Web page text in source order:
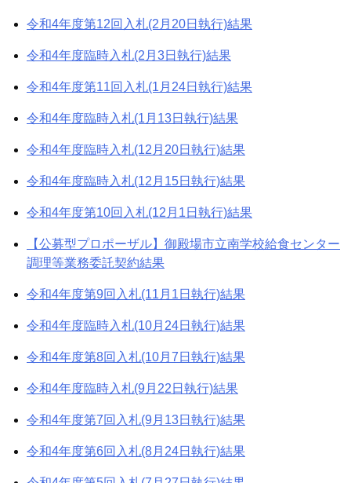
令和4年度第12回入札(2月20日執行)結果
令和4年度臨時入札(2月3日執行)結果
令和4年度第11回入札(1月24日執行)結果
令和4年度臨時入札(1月13日執行)結果
令和4年度臨時入札(12月20日執行)結果
令和4年度臨時入札(12月15日執行)結果
令和4年度第10回入札(12月1日執行)結果
【公募型プロポーザル】御殿場市立南学校給食センター
調理等業務委託契約結果
令和4年度第9回入札(11月1日執行)結果
令和4年度臨時入札(10月24日執行)結果
令和4年度第8回入札(10月7日執行)結果
令和4年度臨時入札(9月22日執行)結果
令和4年度第7回入札(9月13日執行)結果
令和4年度第6回入札(8月24日執行)結果